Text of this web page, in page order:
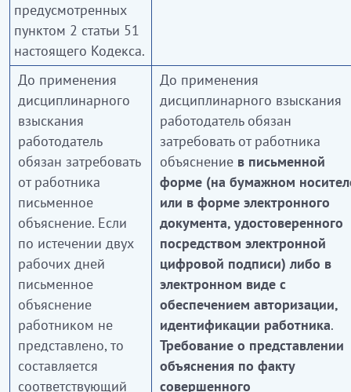
предусмотренных
пунктом 2 статьи 51
настоящего Кодекса.
До применения
дисциплинарного
взыскания
работодатель
обязан затребовать
от работника
письменное
объяснение. Если
по истечении двух
рабочих дней
письменное
объяснение
работником не
представлено, то
составляется
соответствующий
До применения
дисциплинарного взыскания
работодатель обязан
затребовать от работника
объяснение в письменной
форме (на бумажном
или в форме электронного
документа, удостоверенного
посредством электронной
цифровой подписи) либо в
электронном виде с
обеспечением авторизации,
идентификации работника.
Требование о представлении
объяснения по факту
совершенного